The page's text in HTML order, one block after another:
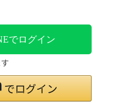
でログイン